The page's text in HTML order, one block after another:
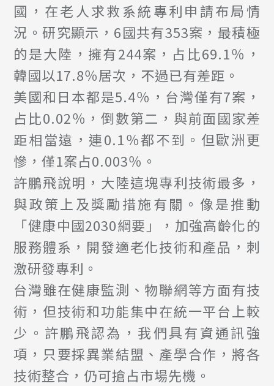
國，在老人求救系統專利申請布局情
況。研究顯示，6國共有353案，最積極
的是大陸，擁有244案，占比69.1％，
韓國以17.8％居次，不過已有差距。
美國和日本都是5.4％，台灣僅有7案，
占比0.02％，倒數第二，與前面國家差
距相當遠，連0.1％都不到。但歐洲更
慘，僅1案占0.003％。
許鵬飛說明，大陸這塊專利技術最多，
與政策上及獎勵措施有關。像是推動
「健康中國2030綱要」，加強高齡化的
服務體系，開發適老化技術和產品，刺
激研發專利。
台灣雖在健康監測、物聯網等方面有技
術，但技術和功能集中在統一平台上較
少。許鵬飛認為，我們具有資通訊強
項，只要採異業結盟、產學合作，將各
技術整合，仍可搶占市場先機。